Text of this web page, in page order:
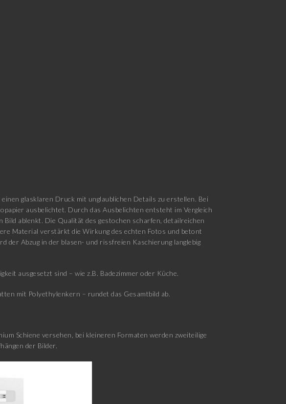
glasklaren Druck mit unglaublichen Details zu erstellen. Bei
ausbelichtet. Durch das Ausbelichten entsteht im Vergleich
ablenkt. Die Qualität des gestochen scharfen, detailreichen
Material verstärkt die Wirkung des echten Fotos und betont
der Abzug in der blasen- und rissfreien Kaschierung langlebig
ausgesetzt sind – wie z.B. Badezimmer oder Küche.
mit Polyethylenkern – rundet das Gesamtbild ab.
Schiene versehen, bei kleineren Formaten werden zweiteilige
der Bilder.